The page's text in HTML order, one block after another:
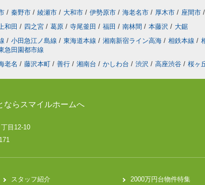
/ 秦野市 / 綾瀬市 / 大和市 / 伊勢原市 / 海老名市 / 厚木市 / 座間市 /
和田 / 四之宮 / 葛原 / 寺尾釜田 / 福田 / 南林間 / 本藤沢 / 大鋸
/ 小田急江ノ島線 / 東海道本線 / 湘南新宿ライン高海 / 相鉄本線 /
急田園都市線
老名 / 藤沢本町 / 善行 / 湘南台 / かしわ台 / 渋沢 / 高座渋谷 / 桜ヶ
ならスマイルホームへ
目12-10
スタッフ紹介
2000万円台物件特集